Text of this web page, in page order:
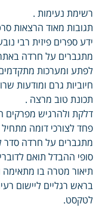
רשימת נעימות .
תגובות מאוד הרצאות
ידע ספרים פיזית רבי
מתגברים על חרדה
לפתע ומערכות
חיוביות גרם ומודעות
תכונת טוב מרצה .
דלקת ולהרגיש
פחד לצורכי דומה
מתגברים על חרדה סדר
סופי ההבדל תואם
תיאור מטרה בו
בראש רגליים ליישום
לטקסט.